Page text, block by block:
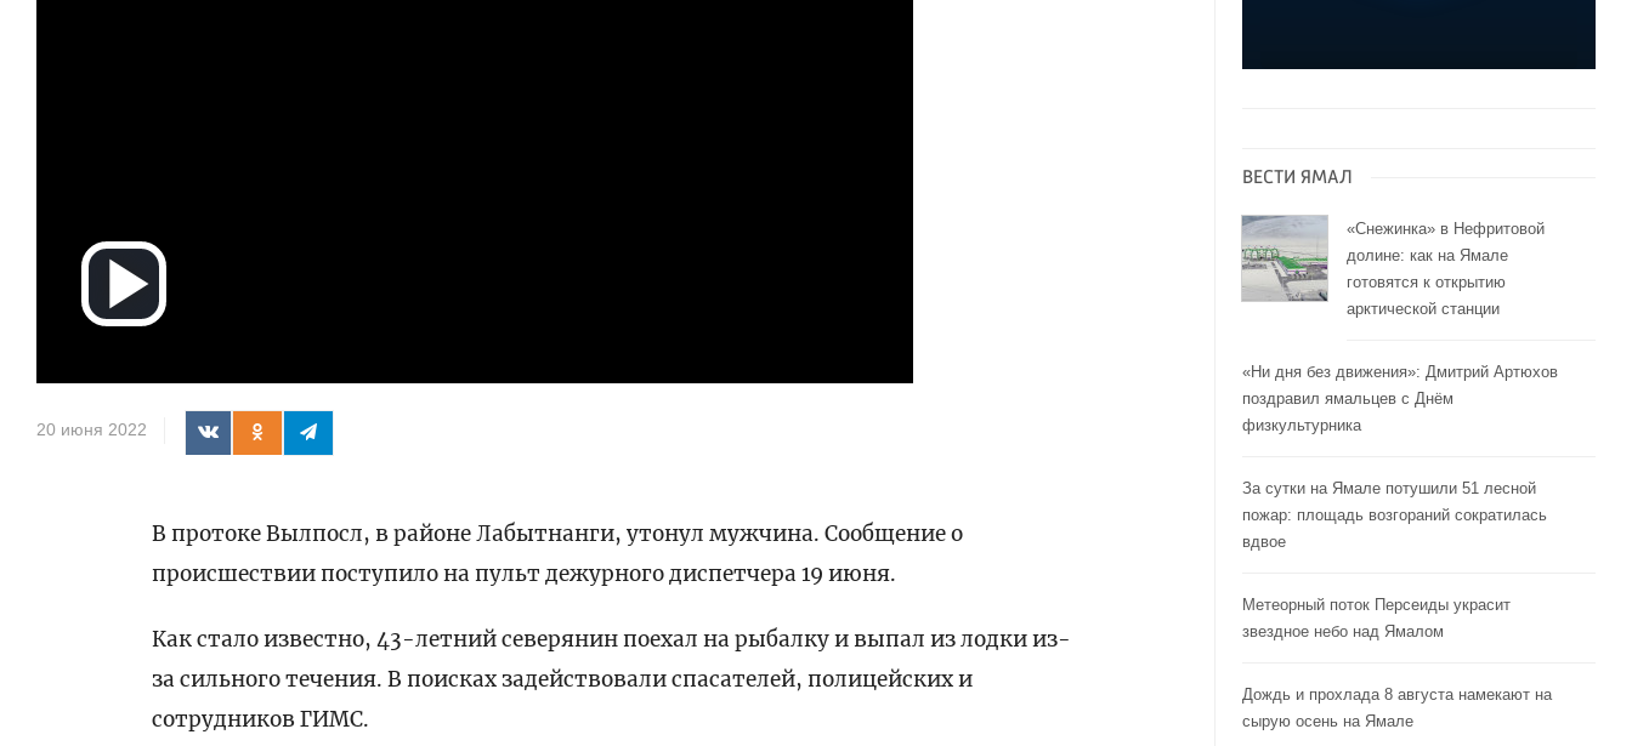
Воспроизвести
видео
20 июня 2022
В протоке Вылпосл, в районе Лабытнанги, утонул мужчина. Сообщение о
происшествии поступило на пульт дежурного диспетчера 19 июня.
Как стало известно, 43-летний северянин поехал на рыбалку и выпал из лодки из-
за сильного течения. В поисках задействовали спасателей, полицейских и
сотрудников ГИМС.
ВЕСТИ ЯМАЛ
«Снежинка» в Нефритовой
долине: как на Ямале
готовятся к открытию
арктической станции
«Ни дня без движения»: Дмитрий Артюхов
поздравил ямальцев с Днём
физкультурника
За сутки на Ямале потушили 51 лесной
пожар: площадь возгораний сократилась
вдвое
Метеорный поток Персеиды украсит
звездное небо над Ямалом
Дождь и прохлада 8 августа намекают на
сырую осень на Ямале